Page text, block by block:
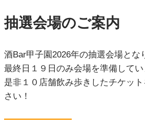
抽選会場のご案内
酒Bar甲子園2026年の抽選会場とな
最終日１９日のみ会場を準備して
是非１０店舗飲み歩きしたチケッ
さい！